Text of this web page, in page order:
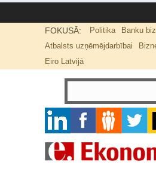
FOKUSĀ: Politika
Banku
Atbalsts uzņēmējdarbībai
Eiro Latvijā